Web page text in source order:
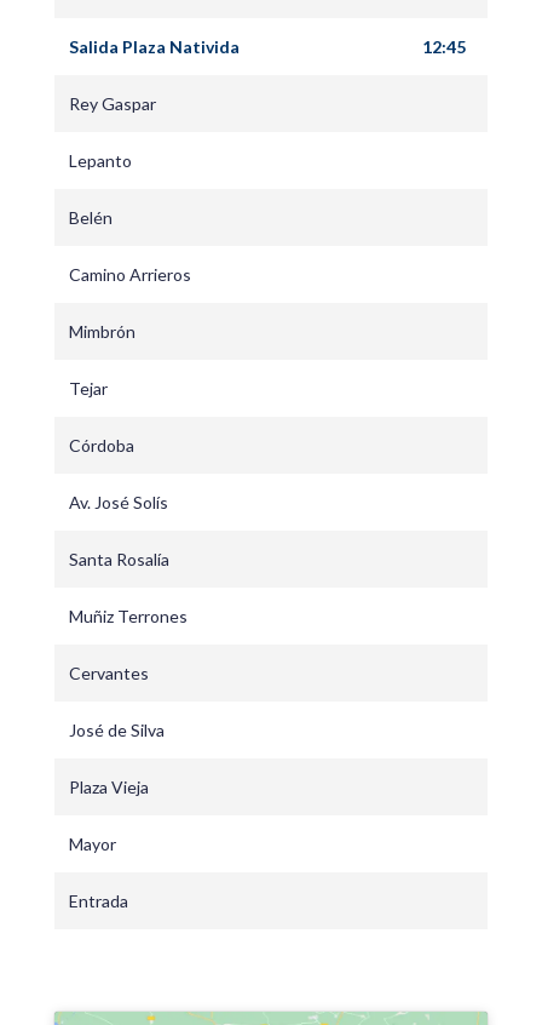
Salida Plaza Nativida 12:45
Rey Gaspar
Lepanto
Belén
Camino Arrieros
Mimbrón
Tejar
Córdoba
Av. José Solís
Santa Rosalía
Muñiz Terrones
Cervantes
José de Silva
Plaza Vieja
Mayor
Entrada